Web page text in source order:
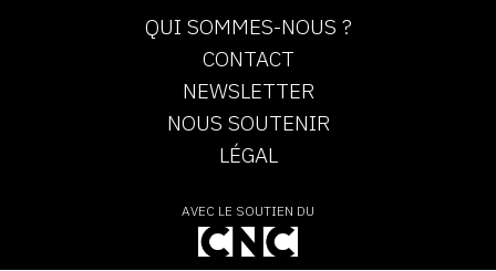
QUI SOMMES-NOUS ?
CONTACT
NEWSLETTER
NOUS SOUTENIR
LÉGAL
AVEC LE SOUTIEN DU